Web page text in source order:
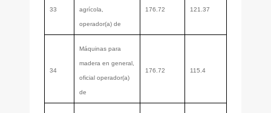
33 agrícola,
operador(a) de
176.72 121.37
34
Máquinas para
madera en general,
oficial operador(a)
de
176.72 115.4